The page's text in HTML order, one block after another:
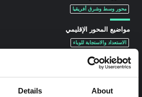
Details About
محور وسط وشرق أفريقيا
مواضيع المحور الإقليمي
الاستعداد والاستجابة للوباء
محتوى ذو صلة